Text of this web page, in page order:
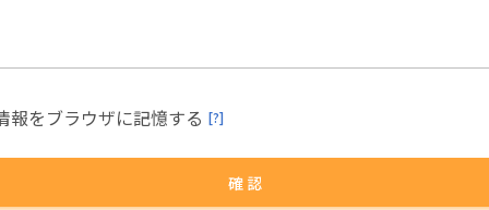
報をブラウザに記憶する [?]
確 認